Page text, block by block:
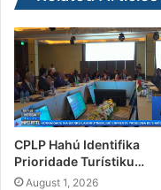
CPLP Hahú Identifika
Prioridade Turístiku…
August 1, 2026